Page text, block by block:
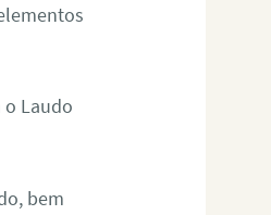
Laudo
bem